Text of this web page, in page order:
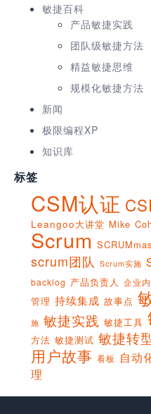
敏捷百科
产品敏捷实践
团队级敏捷方法
精益敏捷思维
规模化敏捷方法
新闻
极限编程XP
知识库
标签
CSM认证
Leangoo大讲堂 Mike
Scrum
scrum团队 Scrum实施
backlog 产品负责人 企业
管理 持续集成 故事点
施 敏捷实践 敏捷工具
方法 敏捷测试 敏捷转
用户故事 看板 自动
理